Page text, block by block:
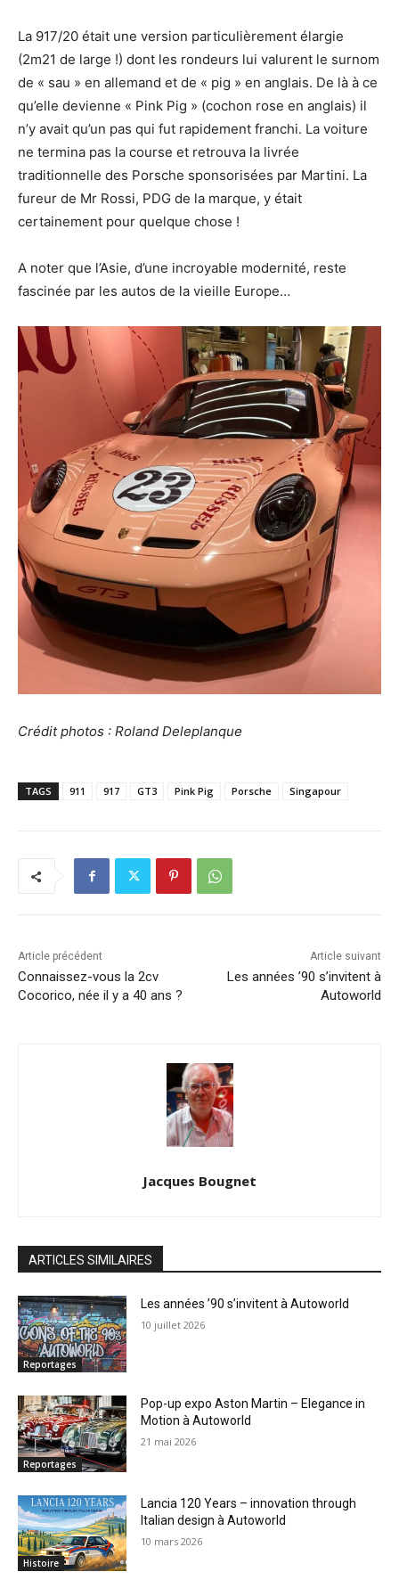
La 917/20 était une version particulièrement élargie
(2m21 de large !) dont les rondeurs lui valurent le surnom
de « sau » en allemand et de « pig » en anglais. De là à ce
qu’elle devienne « Pink Pig » (cochon rose en anglais) il
n’y avait qu’un pas qui fut rapidement franchi. La voiture
ne termina pas la course et retrouva la livrée
traditionnelle des Porsche sponsorisées par Martini. La
fureur de Mr Rossi, PDG de la marque, y était
certainement pour quelque chose !
A noter que l’Asie, d’une incroyable modernité, reste
fascinée par les autos de la vieille Europe…
Crédit photos : Roland Deleplanque
TAGS 911 917 GT3 Pink Pig Porsche Singapour
Article précédent
Connaissez-vous la 2cv
Cocorico, née il y a 40 ans ?
Article suivant
Les années ’90 s’invitent à
Autoworld
Jacques Bougnet
ARTICLES SIMILAIRES
Reportages
Les années ’90 s’invitent à Autoworld
10 juillet 2026
Reportages
Pop-up expo Aston Martin – Elegance in
Motion à Autoworld
21 mai 2026
Histoire
Lancia 120 Years – innovation through
Italian design à Autoworld
10 mars 2026